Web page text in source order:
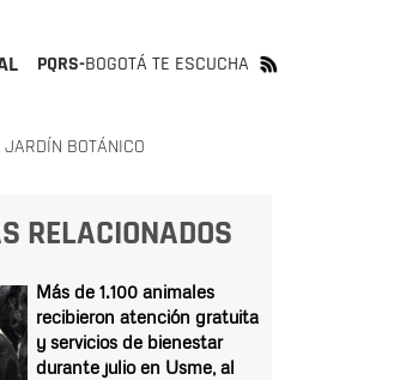
PQRS-BOGOTÁ TE ESCUCHA
BOTÁNICO
RELACIONADOS
Más de 1.100 animales
recibieron atención gratuita
y servicios de bienestar
durante julio en Usme, al